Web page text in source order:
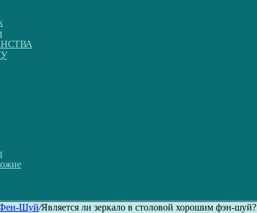
Шуй/Является ли зеркало в столовой хорошим фэн-шуй?